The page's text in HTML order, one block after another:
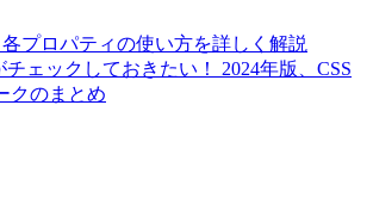
各プロパティの使い方を詳しく解説
チェックしておきたい！ 2024年版、CSS
クのまとめ